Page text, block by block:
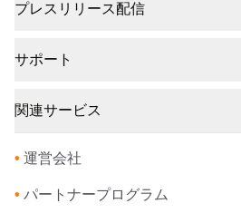
プレスリリース配信
サポート
関連サービス
• 運営会社
• パートナープログラム